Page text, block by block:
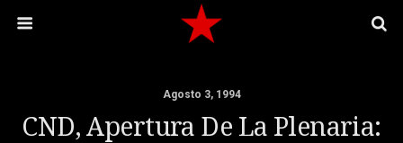
Agosto 3, 1994
CND, Apertura De La Plenaria: